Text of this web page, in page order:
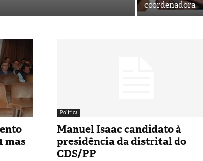
coordenadora
mas
Política
Manuel Isaac candidato à
presidência da distrital do
CDS/PP